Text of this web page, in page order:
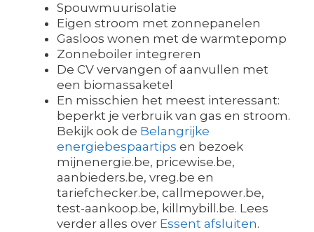
Spouwmuurisolatie
Eigen stroom met zonnepanelen
Gasloos wonen met de warmtepomp
Zonneboiler integreren
De CV vervangen of aanvullen met
een biomassaketel
En misschien het meest interessant:
beperkt je verbruik van gas en stroom.
Bekijk ook de Belangrijke
energiebespaartips en bezoek
mijnenergie.be, pricewise.be,
aanbieders.be, vreg.be en
tariefchecker.be, callmepower.be,
test-aankoop.be, killmybill.be. Lees
verder alles over Essent afsluiten.